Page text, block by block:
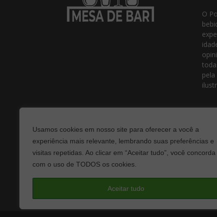
Usamos cookies em nosso site para oferecer a você a
experiência mais relevante, lembrando suas preferências e
visitas repetidas. Ao clicar em “Aceitar tudo”, você concorda
com o uso de TODOS os cookies.
Aceitar tudo
O